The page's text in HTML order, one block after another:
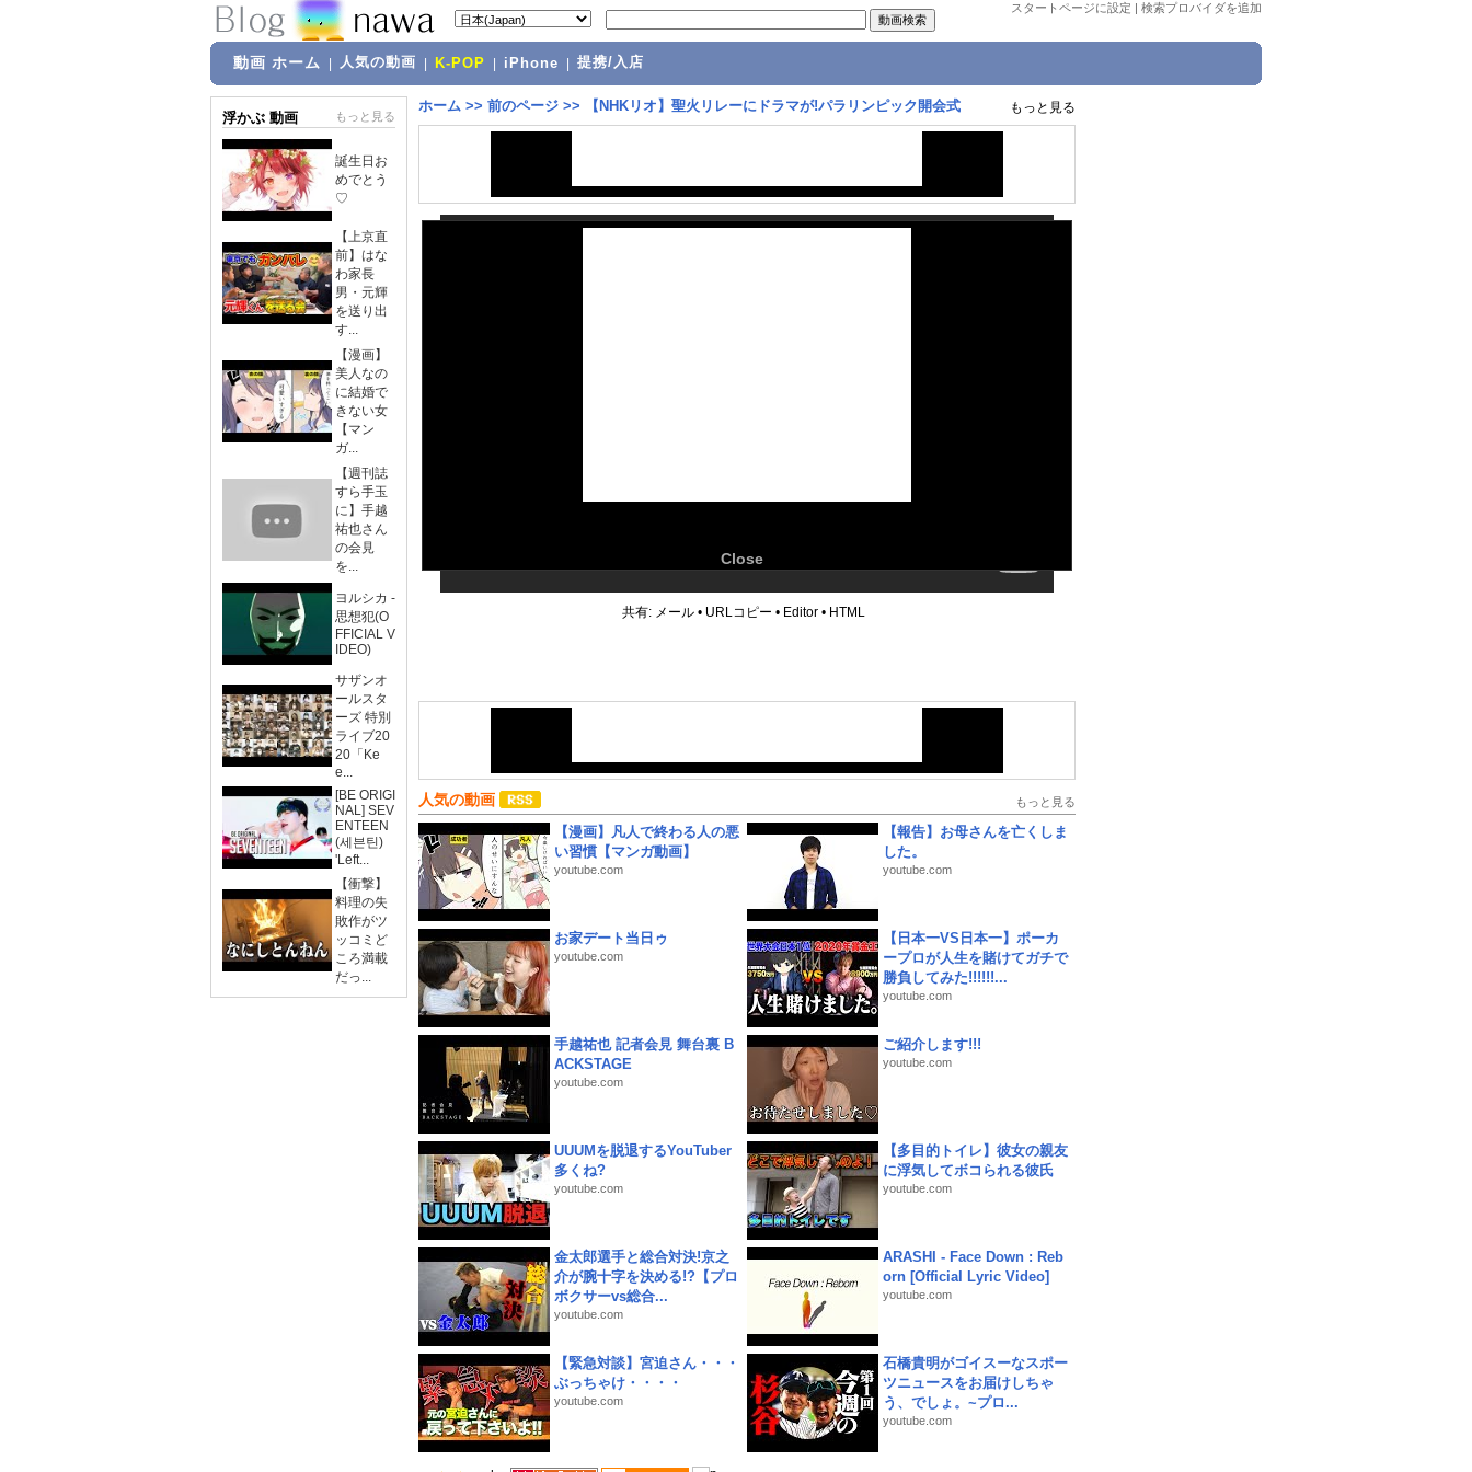
スタートページに設定 | 検索プロバイダを追加
動画 ホーム 人気の動画 K-POP iPhone 提携/入店
浮かぶ 動画 もっと見る
誕生日お
めでとう
♡
【上京直
前】はな
わ家長
男・元輝
を送り出
す...
【漫画】
美人なの
に結婚で
きない女
【マン
ガ...
【週刊誌
すら手玉
に】手越
祐也さん
の会見
を...
ヨルシカ -
思想犯(O
FFICIAL V
IDEO)
サザンオ
ールスタ
ーズ 特別
ライブ20
20「Ke
e...
[BE ORIGI
NAL] SEV
ENTEEN
(세븐틴)
'Left...
【衝撃】
料理の失
敗作がツ
ッコミど
ころ満載
だっ...
ホーム >> 前のページ >> 【NHKリオ】聖火リレーにドラマが!パラリンピック開会式 もっと見る
Close
共有: メール • URLコピー • Editor • HTML
人気の動画 もっと見る
【漫画】凡人で終わる人の悪
い習慣【マンガ動画】
youtube.com
【報告】お母さんを亡くしま
した。
youtube.com
お家デート当日ゥ
youtube.com
【日本一VS日本一】ポーカ
ープロが人生を賭けてガチで
勝負してみた!!!!!!...
youtube.com
手越祐也 記者会見 舞台裏 B
ACKSTAGE
youtube.com
ご紹介します!!!
youtube.com
UUUMを脱退するYouTuber
多くね?
youtube.com
【多目的トイレ】彼女の親友
に浮気してボコられる彼氏
youtube.com
金太郎選手と総合対決!京之
介が腕十字を決める!?【プロ
ボクサーvs総合...
youtube.com
ARASHI - Face Down : Reb
orn [Official Lyric Video]
youtube.com
【緊急対談】宮迫さん・・・
ぶっちゃけ・・・・
youtube.com
石橋貴明がゴイスーなスポー
ツニュースをお届けしちゃ
う、でしょ。~プロ...
youtube.com